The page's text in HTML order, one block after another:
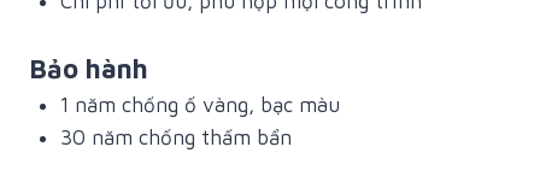
Bảo hành
1 năm chống ố vàng, bạc màu
30 năm chống thấm bẩn